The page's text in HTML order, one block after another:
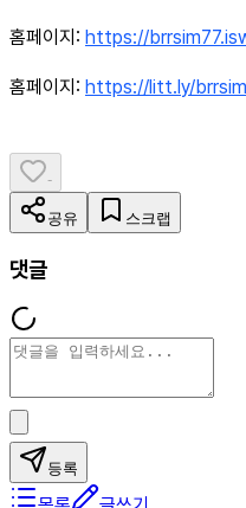
홈페이지: https://
홈페이지: https://litt.ly/
-
공유 스크랩
댓글
등록